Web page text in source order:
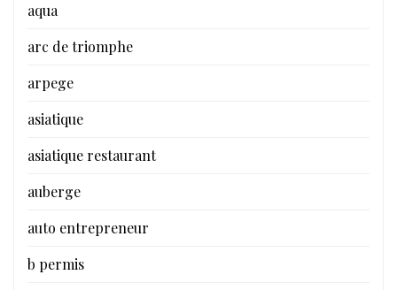
aqua
arc de triomphe
arpege
asiatique
asiatique restaurant
auberge
auto entrepreneur
b permis